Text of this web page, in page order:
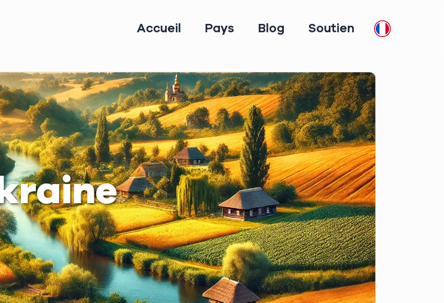
Accueil Pays Blog Soutien